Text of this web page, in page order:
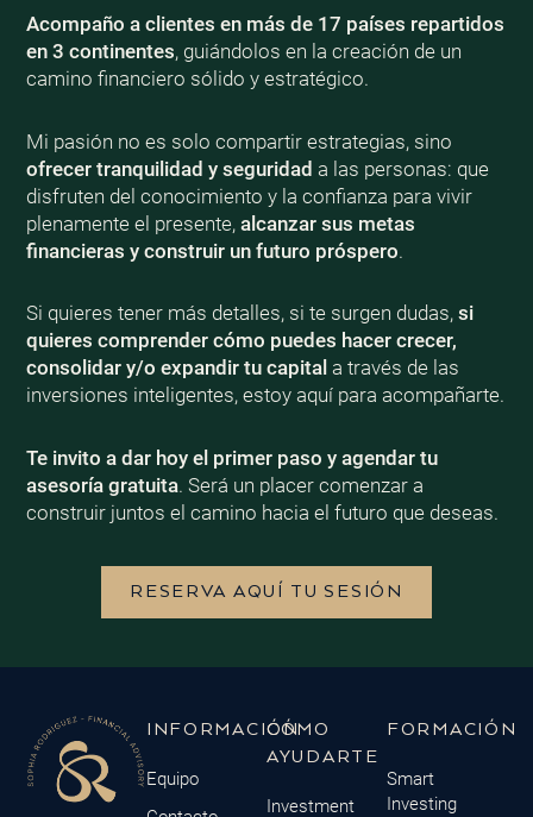
Acompaño a clientes en más de 17 países repartidos
en 3 continentes, guiándolos en la creación de un
camino financiero sólido y estratégico.
Mi pasión no es solo compartir estrategias, sino
ofrecer tranquilidad y seguridad a las personas: que
disfruten del conocimiento y la confianza para vivir
plenamente el presente, alcanzar sus metas
financieras y construir un futuro próspero.
Si quieres tener más detalles, si te surgen dudas, si
quieres comprender cómo puedes hacer crecer,
consolidar y/o expandir tu capital a través de las
inversiones inteligentes, estoy aquí para acompañarte.
Te invito a dar hoy el primer paso y agendar tu
asesoría gratuita. Será un placer comenzar a
construir juntos el camino hacia el futuro que deseas.
RESERVA AQUÍ TU SESIÓN
INFORMACIÓN
Equipo
CÓMO
AYUDARTE
Investment
FORMACIÓN
Smart
Investing